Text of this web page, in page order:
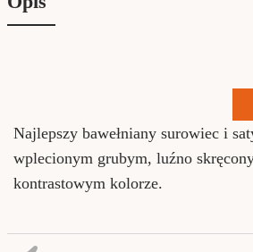
Najlepszy bawełniany surowiec i
wplecionym grubym, luźno
kontrastowym kolorze.